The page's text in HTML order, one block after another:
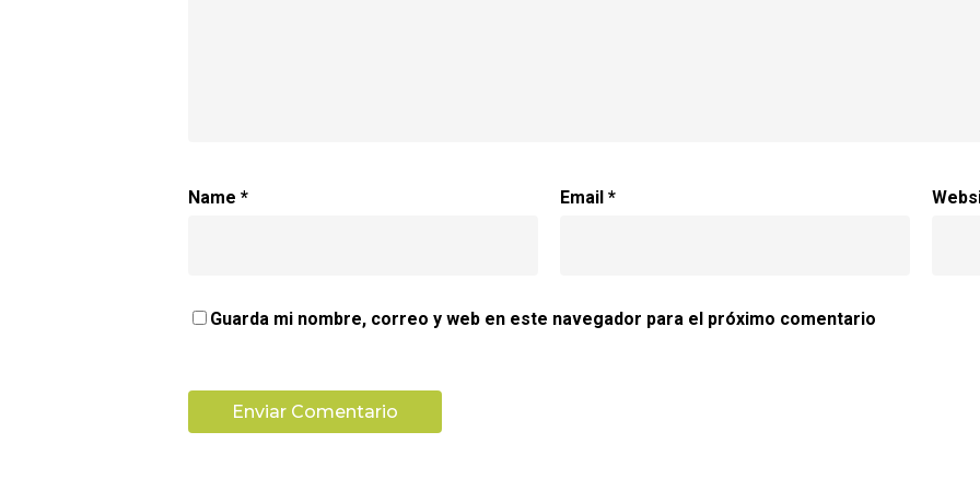
Name * Email *
Guarda mi nombre, correo y web en este navegador para el próximo comentario